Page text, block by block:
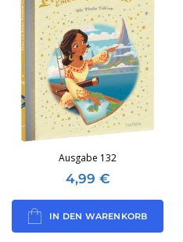
Ausgabe 132
4,99 €
IN DEN WARENKORB